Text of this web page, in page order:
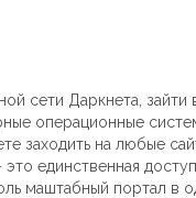
сети Даркнета,
операционные
заходить на любые
единственная
маштабный портал